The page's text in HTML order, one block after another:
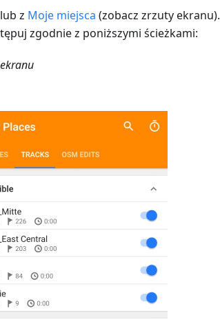
lub z Moje miejsca (zobacz zrzuty ekranu).
zgodnie z poniższymi ścieżkami: